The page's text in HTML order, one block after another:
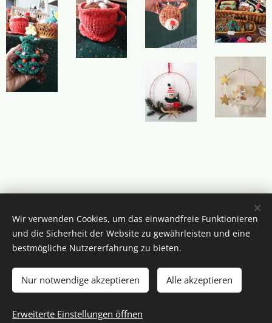
Unterstützt vonWebnode
Wir verwenden Cookies, um das einwandfreie Funktionieren
und die Sicherheit der Website zu gewährleisten und eine
bestmögliche Nutzererfahrung zu bieten.
Nur notwendige akzeptieren Alle akzeptieren
Erweiterte Einstellungen öffnen